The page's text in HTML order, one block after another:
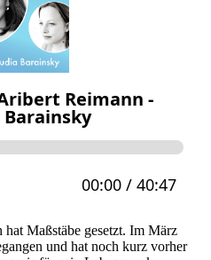
Maßstäbe gesetzt. Im März
und hat noch kurz vorher